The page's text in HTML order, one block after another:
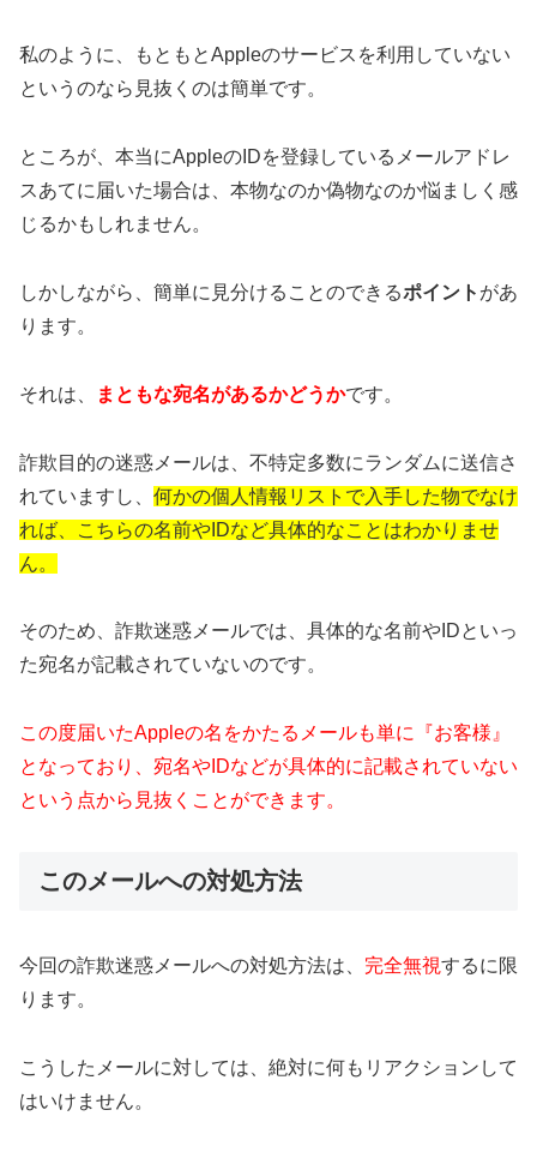
私のように、もともとAppleのサービスを利用していない
というのなら見抜くのは簡単です。
ところが、本当にAppleのIDを登録しているメールアドレ
スあてに届いた場合は、本物なのか偽物なのか悩ましく感
じるかもしれません。
しかしながら、簡単に見分けることのできるポイント があ
ります。
それは、 まともな宛名があるかどうかです。
詐欺目的の迷惑メールは、不特定多数にランダムに送信さ
れていますし、 何かの個人情報リストで入手した物でなけ
れば、こちらの名前やIDなど具体的なことはわかりませ
ん。
そのため、詐欺迷惑メールでは、具体的な名前やIDといっ
た宛名が記載されていないのです。
この度届いたAppleの名をかたるメールも単に『お客様』
となっており、宛名やIDなどが具体的に記載されていない
という点から見抜くことができます。
このメールへの対処方法
今回の詐欺迷惑メールへの対処方法は、 完全無視するに限
ります。
こうしたメールに対しては、絶対に何もリアクションして
はいけません。